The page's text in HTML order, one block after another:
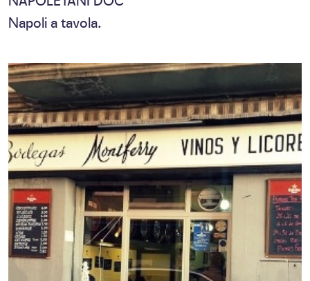
Napoli a tavola.